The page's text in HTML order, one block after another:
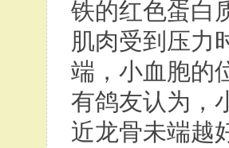
铁的红色蛋白
肌肉受到压力
端，小血胞的
有鸽友认为，
近龙骨未端越